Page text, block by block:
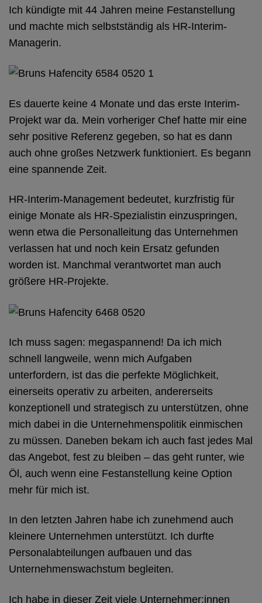
Ich kündigte mit 44 Jahren meine Festanstellung
und machte mich selbstständig als HR-Interim-
Managerin.
Es dauerte keine 4 Monate und das erste Interim-
Projekt war da. Mein vorheriger Chef hatte mir eine
sehr positive Referenz gegeben, so hat es dann
auch ohne großes Netzwerk funktioniert. Es begann
eine spannende Zeit.
HR-Interim-Management bedeutet, kurzfristig für
einige Monate als HR-Spezialistin einzuspringen,
wenn etwa die Personalleitung das Unternehmen
verlassen hat und noch kein Ersatz gefunden
worden ist. Manchmal verantwortet man auch
größere HR-Projekte.
Ich muss sagen: megaspannend! Da ich mich
schnell langweile, wenn mich Aufgaben
unterfordern, ist das die perfekte Möglichkeit,
einerseits operativ zu arbeiten, andererseits
konzeptionell und strategisch zu unterstützen, ohne
mich dabei in die Unternehmenspolitik einmischen
zu müssen. Daneben bekam ich auch fast jedes Mal
das Angebot, fest zu bleiben – das geht runter, wie
Öl, auch wenn eine Festanstellung keine Option
mehr für mich ist.
In den letzten Jahren habe ich zunehmend auch
kleinere Unternehmen unterstützt. Ich durfte
Personalabteilungen aufbauen und das
Unternehmenswachstum begleiten.
Ich habe in dieser Zeit viele Unternehmer:innen